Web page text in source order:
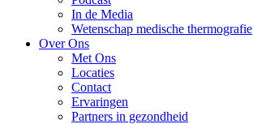
In de Media
Wetenschap medische thermografie
Over Ons
Met Ons
Locaties
Contact
Ervaringen
Partners in gezondheid